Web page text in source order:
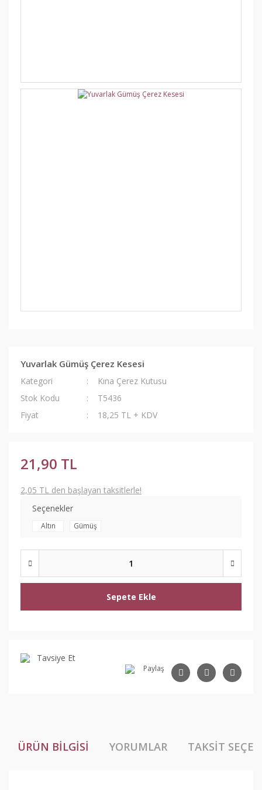
Yuvarlak Gümüş Çerez Kesesi
Kategori
Kına Çerez Kutusu
Stok Kodu
T5436
Fiyat
18,25 TL + KDV
21,90 TL
2,05 TL den başlayan taksitlerle!
Seçenekler
Altın Gümüş
Sepete Ekle
Tavsiye Et
Paylaş
ÜRÜN BILGISI YORUMLAR TAKSIT